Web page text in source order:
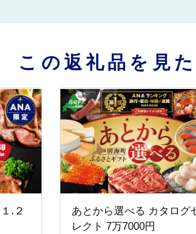
この返礼品を見
.２
あとから選べる カタログ
レクト 7万7000円